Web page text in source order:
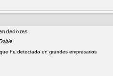
he detectado en grandes empresarios